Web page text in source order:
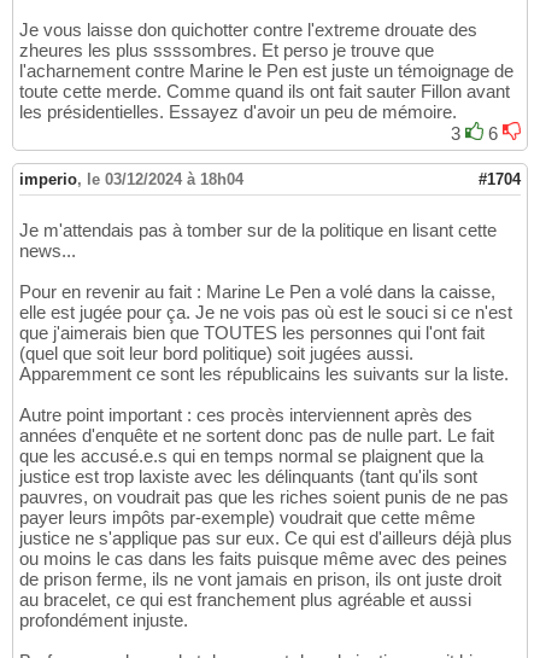
Je vous laisse don quichotter contre l'extreme drouate des
zheures les plus ssssombres. Et perso je trouve que
l'acharnement contre Marine le Pen est juste un témoignage de
toute cette merde. Comme quand ils ont fait sauter Fillon avant
les présidentielles. Essayez d'avoir un peu de mémoire.
3
6
imperio, le 03/12/2024 à 18h04 #1704
Je m'attendais pas à tomber sur de la politique en lisant cette
news...
Pour en revenir au fait : Marine Le Pen a volé dans la caisse,
elle est jugée pour ça. Je ne vois pas où est le souci si ce n'est
que j'aimerais bien que TOUTES les personnes qui l'ont fait
(quel que soit leur bord politique) soit jugées aussi.
Apparemment ce sont les républicains les suivants sur la liste.
Autre point important : ces procès interviennent après des
années d'enquête et ne sortent donc pas de nulle part. Le fait
que les accusé.e.s qui en temps normal se plaignent que la
justice est trop laxiste avec les délinquants (tant qu'ils sont
pauvres, on voudrait pas que les riches soient punis de ne pas
payer leurs impôts par-exemple) voudrait que cette même
justice ne s'applique pas sur eux. Ce qui est d'ailleurs déjà plus
ou moins le cas dans les faits puisque même avec des peines
de prison ferme, ils ne vont jamais en prison, ils ont juste droit
au bracelet, ce qui est franchement plus agréable et aussi
profondément injuste.